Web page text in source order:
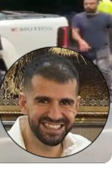
suç
kapsamında
tutuklu 61
Nisan'da